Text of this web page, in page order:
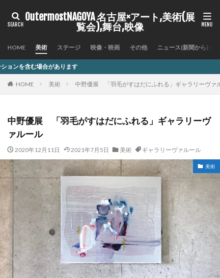
OutermostNAGOYA 名古屋×アート,美術(展
覧会),舞台,映像
HOME 美術 ステージ 映像・映画 その他 ニュース(新聞から)
HOME 美術 中野優展 「羽毛がすはだにふれる」ギャラリーヴァ
中野優展 「羽毛がすはだにふれる」ギャラリーヴ
ァルール
2020年12月11日 2021年7月5日 美術 ギャラリーヴァルール
美術